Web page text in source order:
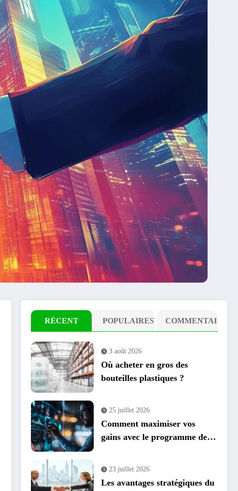
RÉCENT POPULAIRES COMMENTAIRE
3 août 2026
Où acheter en gros des
bouteilles plastiques ?
25 juillet 2026
Comment maximiser vos
gains avec le programme de
23 juillet 2026
Les avantages stratégiques du